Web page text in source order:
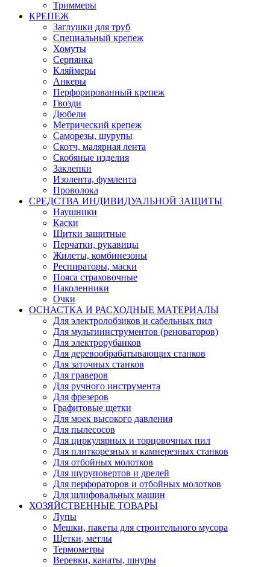
Триммеры
КРЕПЕЖ
Заглушки для труб
Специальный крепеж
Хомуты
Серпянка
Кляймеры
Анкеры
Перфорированный крепеж
Гвозди
Дюбели
Метрический крепеж
Саморезы, шурупы
Скотч, малярная лента
Скобяные изделия
Заклепки
Изолента, фумлента
Проволока
СРЕДСТВА ИНДИВИДУАЛЬНОЙ ЗАЩИТЫ
Наушники
Каски
Щитки защитные
Перчатки, рукавицы
Жилеты, комбинезоны
Респираторы, маски
Пояса страховочные
Наколенники
Очки
ОСНАСТКА И РАСХОДНЫЕ МАТЕРИАЛЫ
Для электролобзиков и сабельных пил
Для мультиинструментов (реноваторов)
Для электрорубанков
Для деревообрабатывающих станков
Для заточных станков
Для граверов
Для ручного инструмента
Для фрезеров
Графитовые щетки
Для моек высокого давления
Для пылесосов
Для циркулярных и торцовочных пил
Для плиткорезных и камнерезных станков
Для отбойных молотков
Для шуруповертов и дрелей
Для перфораторов и отбойных молотков
Для шлифовальных машин
ХОЗЯЙСТВЕННЫЕ ТОВАРЫ
Лупы
Мешки, пакеты для строительного мусора
Щетки, метлы
Термометры
Веревки, канаты, шнуры